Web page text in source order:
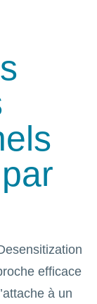
efficace
à un